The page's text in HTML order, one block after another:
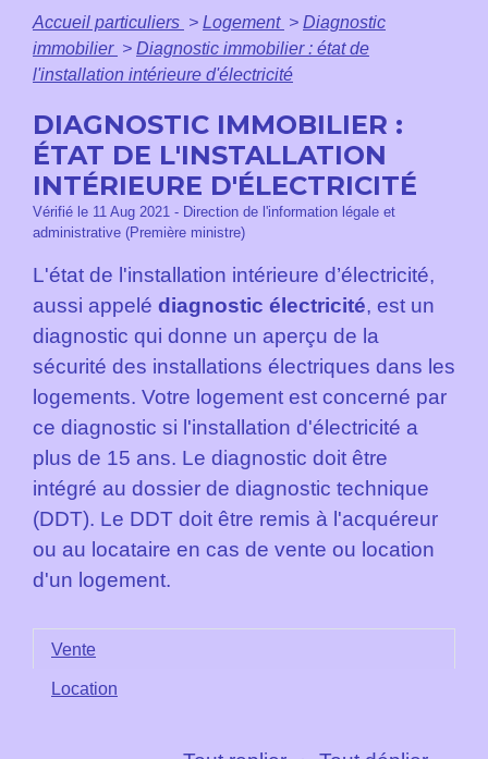
Accueil particuliers > Logement > Diagnostic
immobilier > Diagnostic immobilier : état de
l'installation intérieure d'électricité
DIAGNOSTIC IMMOBILIER :
ÉTAT DE L'INSTALLATION
INTÉRIEURE D'ÉLECTRICITÉ
Vérifié le 11 Aug 2021 - Direction de l'information légale et
administrative (Première ministre)
L'état de l'installation intérieure d’électricité,
aussi appelé diagnostic électricité, est un
diagnostic qui donne un aperçu de la
sécurité des installations électriques dans les
logements. Votre logement est concerné par
ce diagnostic si l'installation d'électricité a
plus de 15 ans. Le diagnostic doit être
intégré au dossier de diagnostic technique
(DDT). Le DDT doit être remis à l'acquéreur
ou au locataire en cas de vente ou location
d'un logement.
Vente
Location